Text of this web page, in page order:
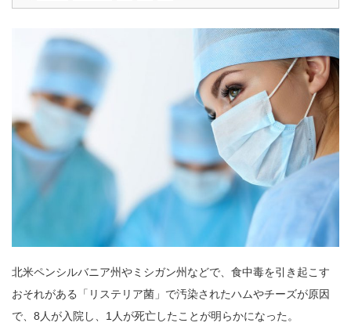
北米ペンシルバニア州やミシガン州などで、食中毒を引き起こす
おそれがある「リステリア菌」で汚染されたハムやチーズが原因
で、8人が入院し、1人が死亡したことが明らかになった。